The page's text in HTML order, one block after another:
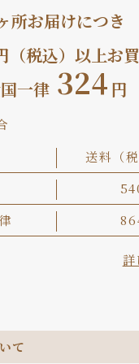
所お届けにつき
（税込）以上お
一律 324 円
送料（
詳
て